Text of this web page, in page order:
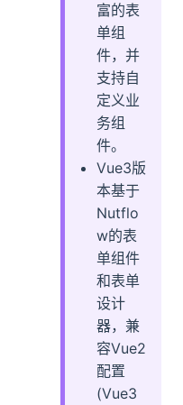
富的表
单组
件，并
支持自
定义业
务组
件。
Vue3版
本基于
Nutflo
w的表
单组件
和表单
设计
器，兼
容Vue2
配置
(Vue3